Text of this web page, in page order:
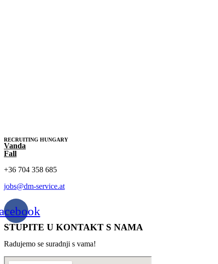
RECRUITING HUNGARY
Vanda
Fall
+36 704 358 685
jobs@dm-service.at
STUPITE U KONTAKT S NAMA
Radujemo se suradnji s vama!